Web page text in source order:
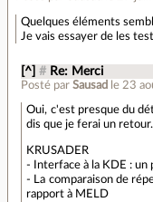
Quelques éléments
Je vais essayer de les
[^] # Re: Merci
Posté parSausad le 23
Oui, c'est presque du
dis que je ferai un retour.
KRUSADER
- Interface à la KDE : un
- La comparaison de
rapport à MELD